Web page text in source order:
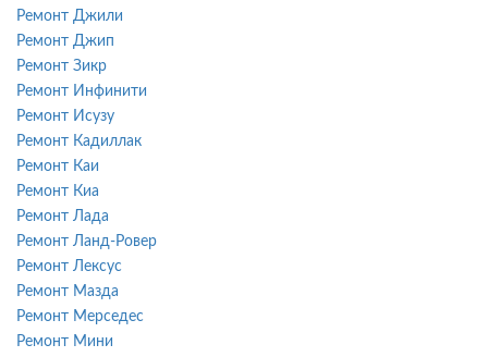
Ремонт Джили
Ремонт Джип
Ремонт Зикр
Ремонт Инфинити
Ремонт Исузу
Ремонт Кадиллак
Ремонт Каи
Ремонт Киа
Ремонт Лада
Ремонт Ланд-Ровер
Ремонт Лексус
Ремонт Мазда
Ремонт Мерседес
Ремонт Мини